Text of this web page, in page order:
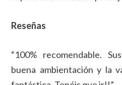
Reseñas
“100% recomendable.
buena ambientación y la